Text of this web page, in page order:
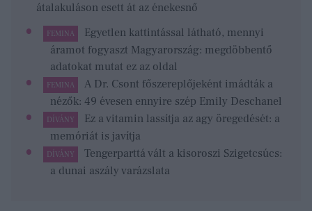
átalakuláson esett át az énekesnő
FEMINA
Egyetlen kattintással látható, mennyi
áramot fogyaszt Magyarország: megdöbbentő
adatokat mutat ez az oldal
FEMINA
A Dr. Csont főszereplőjeként imádták a
nézők: 49 évesen ennyire szép Emily Deschanel
DÍVÁNY
Ez a vitamin lassítja az agy öregedését: a
memóriát is javítja
DÍVÁNY
Tengerparttá vált a kisoroszi Szigetcsúcs:
a dunai aszály varázslata